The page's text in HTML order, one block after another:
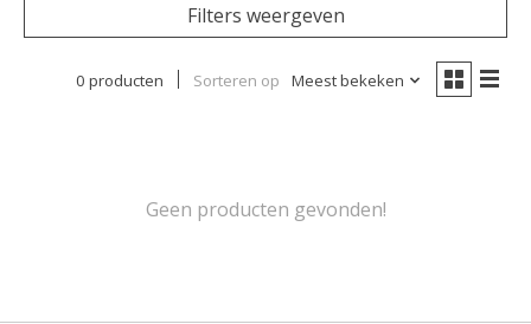
Filters weergeven
0 producten Sorteren op Meest bekeken
Geen producten gevonden!